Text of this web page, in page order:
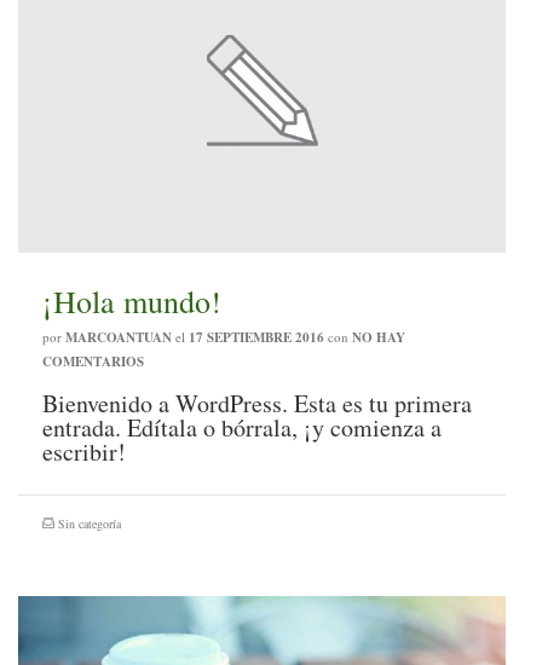
¡Hola mundo!
por MARCOANTUAN el 17 SEPTIEMBRE 2016 con NO HAY
COMENTARIOS
Bienvenido a WordPress. Esta es tu primera
entrada. Edítala o bórrala, ¡y comienza a
escribir!
Sin categoría